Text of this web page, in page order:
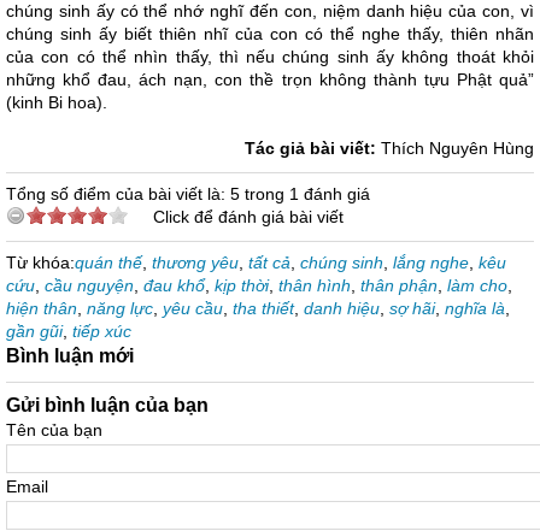
chúng sinh ấy có thể nhớ nghĩ đến con, niệm danh hiệu của con, vì
chúng sinh ấy biết thiên nhĩ của con có thể nghe thấy, thiên nhãn
của con có thể nhìn thấy, thì nếu chúng sinh ấy không thoát khỏi
những khổ đau, ách nạn, con thề trọn không thành tựu Phật quả”
(kinh Bi hoa).
Tác giả bài viết: Thích Nguyên Hùng
Tổng số điểm của bài viết là: 5 trong 1 đánh giá
Click để đánh giá bài viết
Từ khóa:quán thế, thương yêu tất cả chúng sinh lắng nghe kêu
cứu cầu nguyện đau khổ, kịp thời, thân hình thân phận làm cho
hiện thân năng lực yêu cầu tha thiết, danh hiệu sợ hãi, nghĩa là
gần gũi, tiếp xúc
Bình luận mới
Gửi bình luận của bạn
Tên của bạn
Email